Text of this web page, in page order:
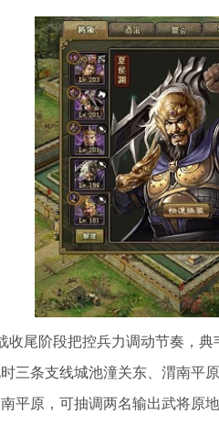
收尾阶段把控兵力调动节奏，
三条支线城池潼关东、渭南平
平原，可抽调两名输出武将原